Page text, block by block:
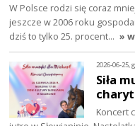
W Polsce rodzi się coraz
jeszcze w 2006 roku
dziś to tylko 25. procent… »
2026-06-25,
Siła
Koncert